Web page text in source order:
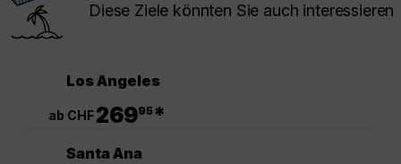
Diese Ziele könnten Sie auch interessieren
Los Angeles
ab CHF26995*
Santa Ana